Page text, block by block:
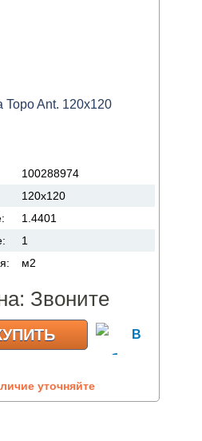
Topo Ant. 120x120
100288974
120x120
1.4401
1
м2
Звоните
уточняйте